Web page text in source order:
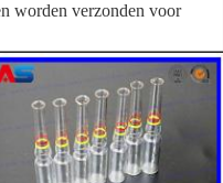
worden verzonden voor